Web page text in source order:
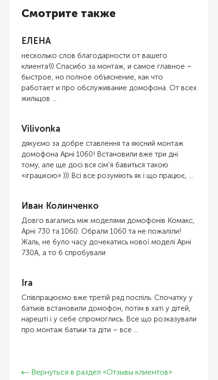
Смотрите также
ЕЛЕНА
несколько слов благодарности от вашего
клиента!)) Спасибо за монтаж, и самое главное –
быстрое, но полное объяснение, как что
работает и про обслуживание домофона. От всех
жильцов ...
Vilivonka
дякуємо за добре ставлення та якісний монтаж
домофона Арні 1060! Встановили вже три дні
тому, але ще досі вся сім’я бавиться такою
«іграшкою» ))) Всі все розуміють як і що працює, ...
Иван Колинченко
Довго вагались між моделями домофонів Комакс,
Арні 730 та 1060. Обрали 1060 та не пожаліли!
Жаль, не було часу дочекатись нової моделі Арні
730А, а то б спробували
Ira
Співпрацюємо вже третій ряд поспіль. Спочатку у
батьків встановили домофон, потім в хаті у дітей,
нарешті і у себе спромоглись. Все що розказували
про монтаж батьки та діти – все ...
Вернуться в раздел «Отзывы клиентов»